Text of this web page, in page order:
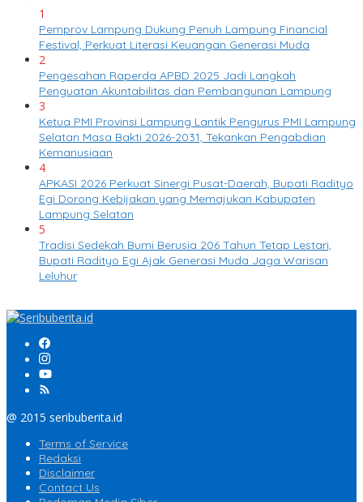
1
Pemprov Lampung Dukung Penuh Lampung Financial
Festival, Perkuat Literasi Keuangan Generasi Muda
2
Pengesahan Raperda APBD 2025 Jadi Langkah
Penguatan Akuntabilitas dan Pembangunan Lampung
3
Ketua PMI Provinsi Lampung Lantik Pengurus PMI Lampung
Selatan Masa Bakti 2026-2031, Tekankan Pengabdian
Kemanusiaan
4
APKASI 2026 Perkuat Sinergi Pusat-Daerah, Bupati Radityo
Egi Dorong Kebijakan yang Memajukan Kabupaten
Lampung Selatan
5
Tradisi Sedekah Bumi Berusia 206 Tahun Tetap Lestari,
Bupati Radityo Egi Ajak Generasi Muda Jaga Warisan
Leluhur
@ 2015 seribuberita.id
Terms of Service
Redaksi
Disclaimer
Contact Us